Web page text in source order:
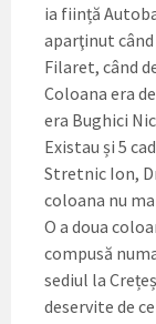
ia ființă
aparţinut
Filaret, când
Coloana era
era Bughici
Existau și 5
Stretnic Ion,
coloana nu
O a doua
compusă
sediul la
deservite de